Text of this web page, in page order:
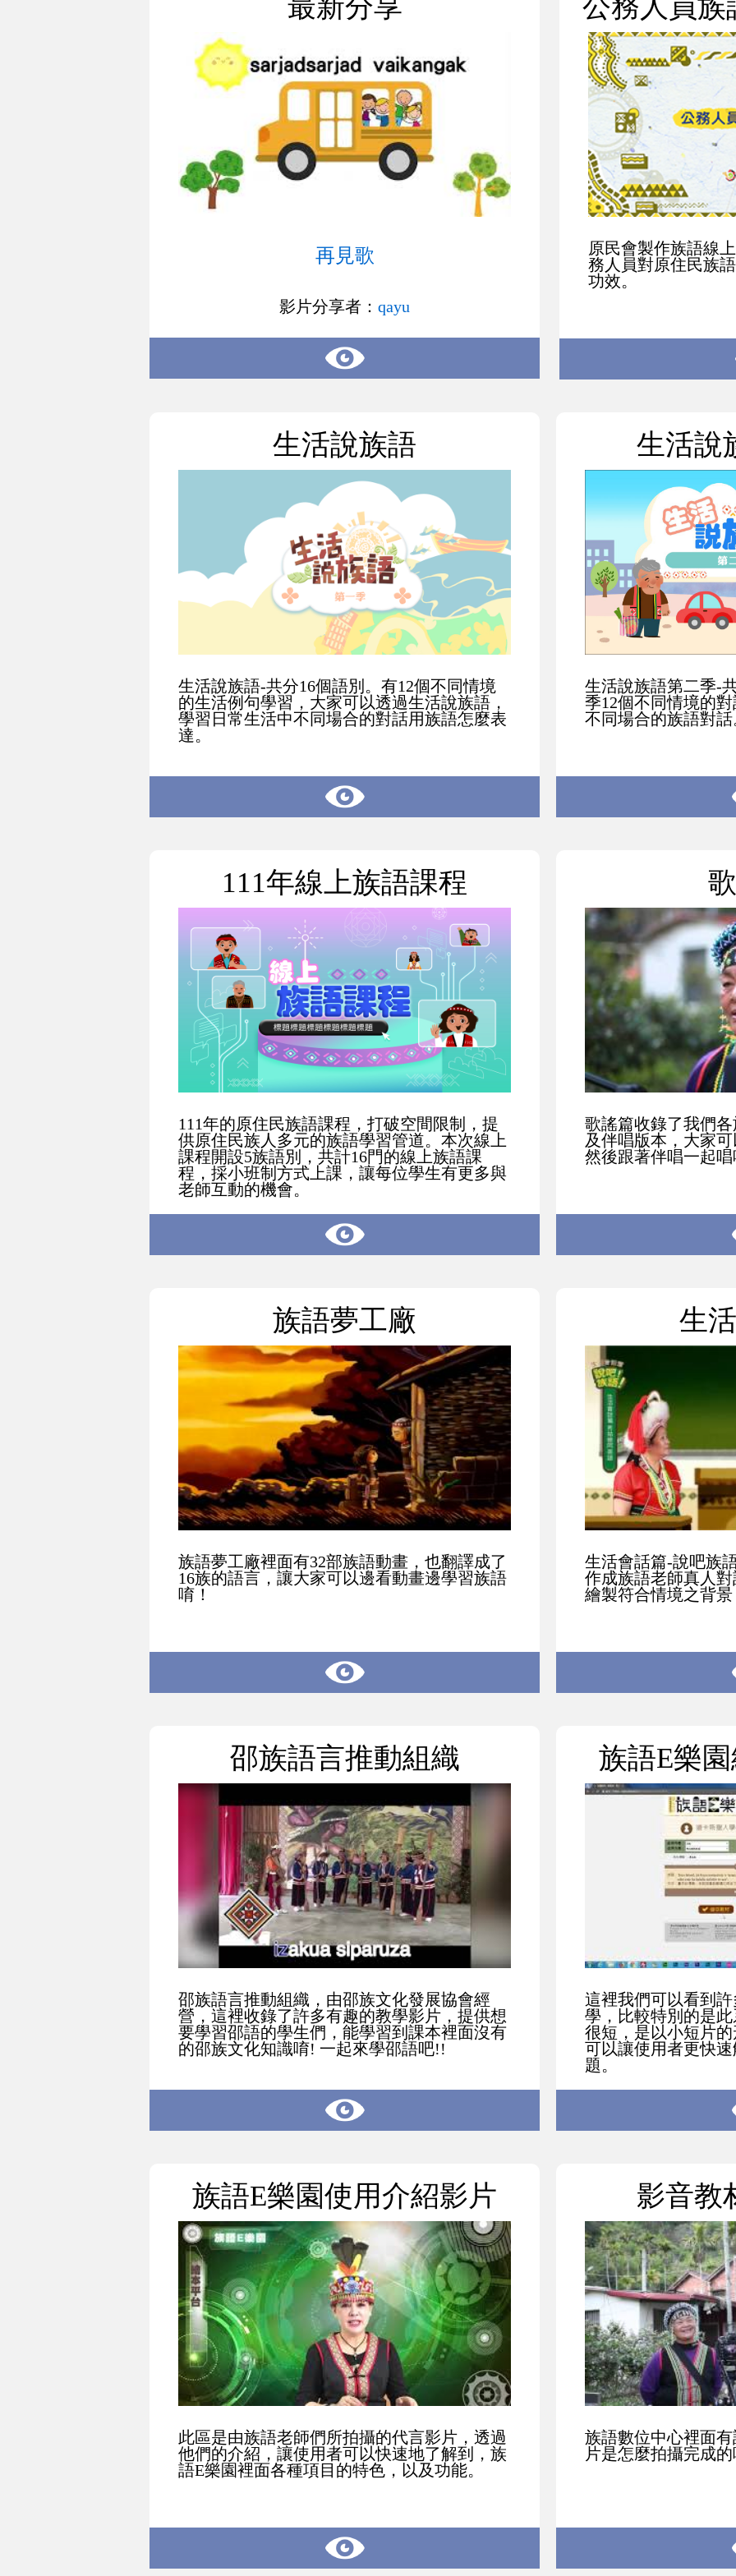
最新分享
再見歌
影片分享者： qayu
公務人員族
原民會製作族語線
務人員對原住民族
功效。
生活說族語
生活說族語-共分16個語別。有12個不同情境
的生活例句學習，大家可以透過生活說族語，
學習日常生活中不同場合的對話用族語怎麼表
達。
生活說
生活說族語第二季-
季12個不同情境的
不同場合的族語對話
111年線上族語課程
111年的原住民族語課程，打破空間限制，提
供原住民族人多元的族語學習管道。本次線上
課程開設5族語別，共計16門的線上族語課
程，採小班制方式上課，讓每位學生有更多與
老師互動的機會。
歌謠篇收錄了我們
及伴唱版本，大家
然後跟著伴唱一起
族語夢工廠
族語夢工廠裡面有32部族語動畫，也翻譯成了
16族的語言，讓大家可以邊看動畫邊學習族語
唷！
生
生活會話篇-說吧族
作成族語老師真人
繪製符合情境之背
邵族語言推動組織
邵族語言推動組織，由邵族文化發展協會經
營，這裡收錄了許多有趣的教學影片，提供想
要學習邵語的學生們，能學習到課本裡面沒有
的邵族文化知識唷! 一起來學邵語吧!!
族語E樂
這裡我們可以看到
學，比較特別的是
很短，是以小短片
可以讓使用者更快
題。
族語E樂園使用介紹影片
此區是由族語老師們所拍攝的代言影片，透過
他們的介紹，讓使用者可以快速地了解到，族
語E樂園裡面各種項目的特色，以及功能。
影音教
族語數位中心裡面
片是怎麼拍攝完成